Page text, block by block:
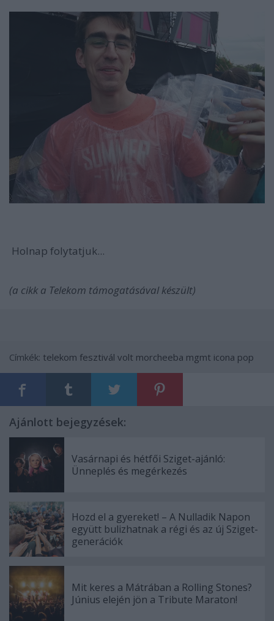
Holnap folytatjuk...
(a cikk a Telekom támogatásával készült)
Címkék: telekom fesztivál volt morcheeba mgmt icona pop
Ajánlott bejegyzések:
Vasárnapi és hétfői Sziget-ajánló:
Ünneplés és megérkezés
Hozd el a gyereket! – A Nulladik Napon
együtt bulizhatnak a régi és az új Sziget-
generációk
Mit keres a Mátrában a Rolling Stones?
Június elején jön a Tribute Maraton!